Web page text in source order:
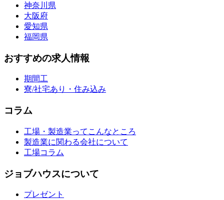
神奈川県
大阪府
愛知県
福岡県
おすすめの求人情報
期間工
寮/社宅あり・住み込み
コラム
工場・製造業ってこんなところ
製造業に関わる会社について
工場コラム
ジョブハウスについて
プレゼント